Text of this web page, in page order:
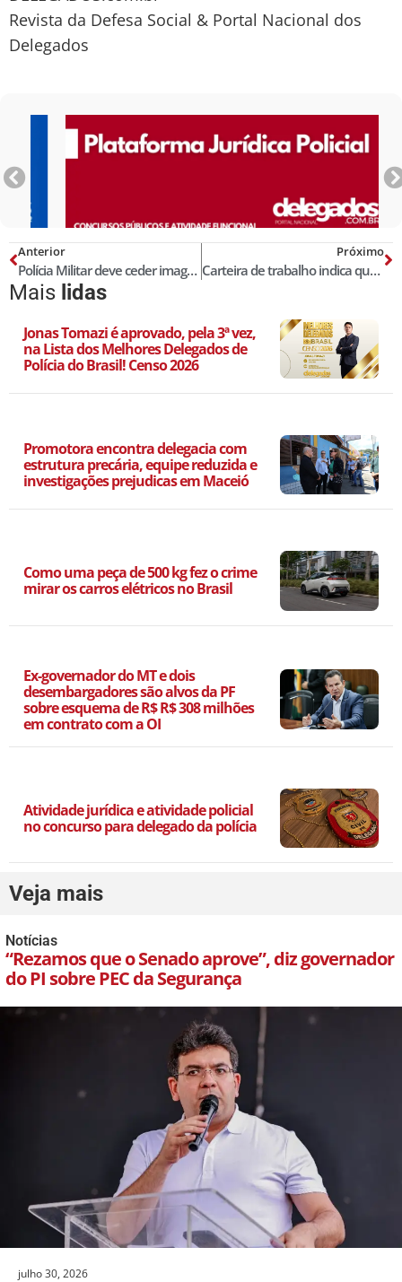
Revista da Defesa Social & Portal Nacional dos
Delegados
Anterior
Polícia Militar deve ceder imagens de câmeras de segurança
Próximo
Carteira de trabalho indica que Dirceu ganhará R$ 20 mil em hotel
Mais lidas
Jonas Tomazi é aprovado, pela 3ª vez,
na Lista dos Melhores Delegados de
Polícia do Brasil! Censo 2026
Promotora encontra delegacia com
estrutura precária, equipe reduzida e
investigações prejudicas em Maceió
Como uma peça de 500 kg fez o crime
mirar os carros elétricos no Brasil
Ex-governador do MT e dois
desembargadores são alvos da PF
sobre esquema de R$ R$ 308 milhões
em contrato com a OI
Atividade jurídica e atividade policial
no concurso para delegado da polícia
Veja mais
Notícias
“Rezamos que o Senado aprove”, diz governador
do PI sobre PEC da Segurança
julho 30, 2026